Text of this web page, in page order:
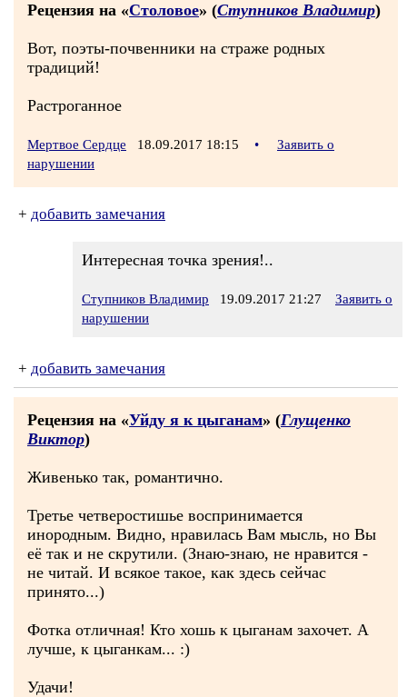
Рецензия на «Столовое» (Ступников Владимир)
Вот, поэты-почвенники на страже родных
традиций!
Растроганное
Мертвое Сердце 18.09.2017 18:15 •
Заявить о
нарушении
+ добавить замечания
Интересная точка зрения!..
Ступников Владимир 19.09.2017 21:27
Заявить о
нарушении
+ добавить замечания
Рецензия на «Уйду я к цыганам» (Глущенко
Виктор)
Живенько так, романтично.
Третье четверостишье воспринимается
инородным. Видно, нравилась Вам мысль, но Вы
её так и не скрутили. (Знаю-знаю, не нравится -
не читай. И всякое такое, как здесь сейчас
принято...)
Фотка отличная! Кто хошь к цыганам захочет. А
лучше, к цыганкам... :)
Удачи!